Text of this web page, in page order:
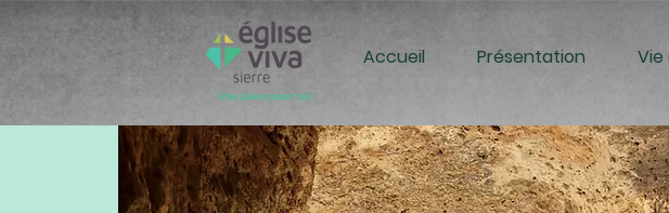
Accueil Présentation Vie